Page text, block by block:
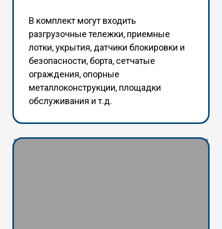
В комплект могут входить
разгрузочные тележки, приемные
лотки, укрытия, датчики блокировки и
безопасности, борта, сетчатые
ограждения, опорные
металлоконструкции, площадки
обслуживания и т.д.